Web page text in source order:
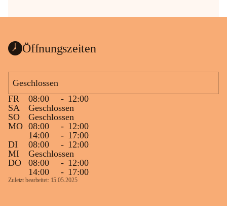
Öffnungszeiten
Geschlossen
FR
08:00 - 12:00
SA
Geschlossen
SO
Geschlossen
MO 08:00 - 12:00
14:00
- 17:00
DI
08:00 - 12:00
MI
Geschlossen
DO
08:00 - 12:00
14:00
- 17:00
Zuletzt bearbeitet: 15.05.2025